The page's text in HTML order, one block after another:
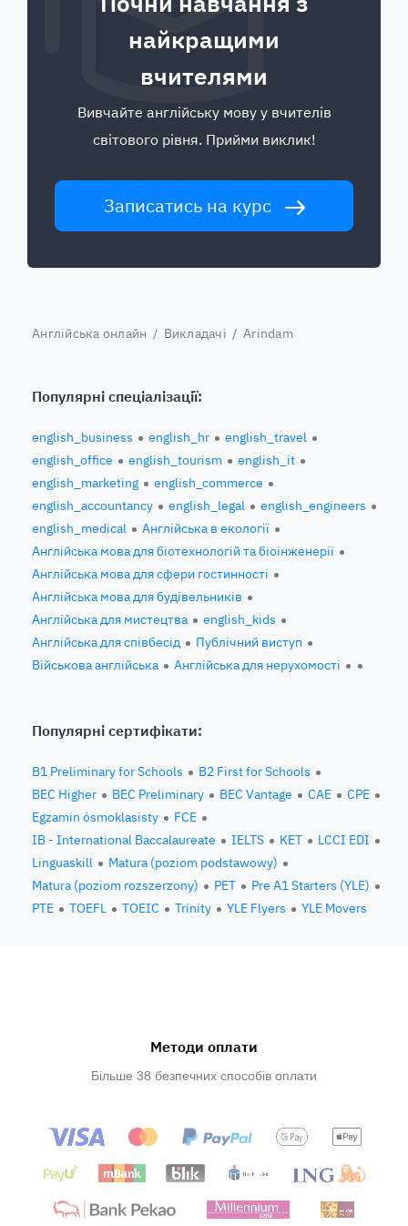
найкращими
вчителями
Вивчайте англійську мову у вчителів
світового рівня. Прийми виклик!
Записатись на курс
Англійська онлайн / Викладачі / Arindam
Популярні спеціалізації:
english_business english_hr
english_travel
english_office
english_tourism
english_it
english_marketing
english_commerce
english_accountancy
english_legal
english_engineers
english_medical
Англійська в екології
Англійська мова для біотехнологій та біоінженерії
Англійська мова для сфери гостинності
Англійська мова для будівельників
Англійська для мистецтва
english_kids
Англійська для співбесід
Публічний виступ
Військова англійська
Англійська для нерухомості
Популярні сертифікати:
B1 Preliminary for Schools
B2 First for Schools
BEC Higher
BEC Preliminary BEC Vantage CAE
CPE
Egzamin ósmoklasisty
FCE
IB - International Baccalaureate
IELTS KET
LCCI EDI
Linguaskill
Matura (poziom podstawowy)
Matura (poziom rozszerzony)
PET
Pre A1 Starters (YLE)
PTE
TOEFL TOEIC Trinity YLE Flyers YLE Movers
Методи оплати
Більше 38 безпечних способів оплати